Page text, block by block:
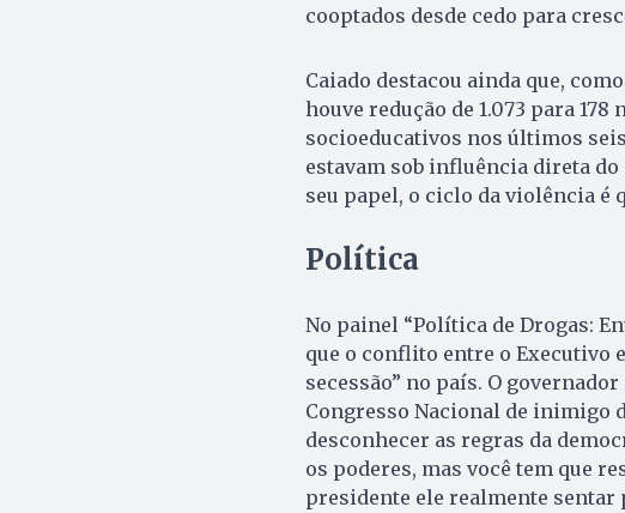
cooptados desde cedo para
Caiado destacou ainda que,
houve redução de 1.073 para
socioeducativos nos últimos
estavam sob influência direta
seu papel, o ciclo da violência é
Política
No painel “Política de Drogas:
que o conflito entre o Executivo
secessão” no país. O
Congresso Nacional de inimigo
desconhecer as regras da
os poderes, mas você tem que
presidente ele realmente sentar